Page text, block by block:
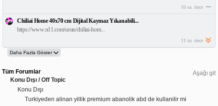
10 sa. önce
Chiliai Home 40x70 cm Dijital Kaymaz Yıkanabili...
https://www.n11.com/urun/chiliai-hom...
11 sa. önce
Aşağı git
Tüm Forumlar
Konu Dışı / Off Topic
Konu Dışı
Turkiyeden alinan yillik premium abanolik abd de kullanilir mi